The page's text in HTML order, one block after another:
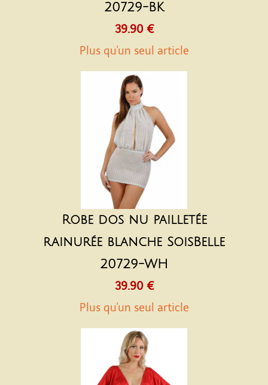
20729-BK
39.90 €
Plus qu'un seul article
Robe dos nu pailletée
rainurée blanche SoisBelle
20729-WH
39.90 €
Plus qu'un seul article